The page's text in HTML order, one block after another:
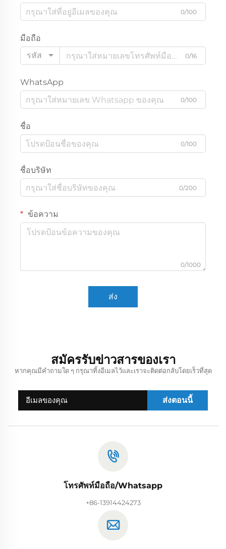
0/100
มือถือ
รหัส
0/16
WhatsApp
0/100
ชื่อ
0/100
ชื่อบริษัท
0/200
ข้อความ
0/1000
ส่ง
สมัครรับข่าวสารของเรา
หากคุณมีคำถามใด ๆ กรุณาทิ้งอีเมลไว้และเราจะติดต่อกลับโดยเร็วที่สุด
ส่งตอนนี้
โทรศัพท์มือถือ/Whatsapp
+86-13914424273